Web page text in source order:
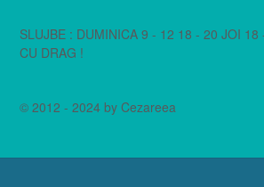
SLUJBE : DUMINICA 9 - 12 18 - 20 JOI 18
CU DRAG !
© 2012 - 2024 by Cezareea